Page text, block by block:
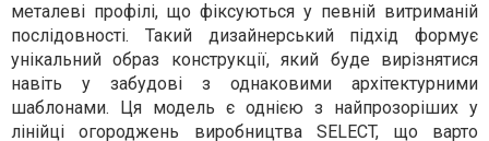
металеві профілі, що фіксуються у певній витриманій
послідовності. Такий дизайнерський підхід формує
унікальний образ конструкції, який буде вирізнятися
навіть у забудові з однаковими архітектурними
шаблонами. Ця модель є однією з найпрозоріших у
лінійці огороджень виробництва SELECT, що варто